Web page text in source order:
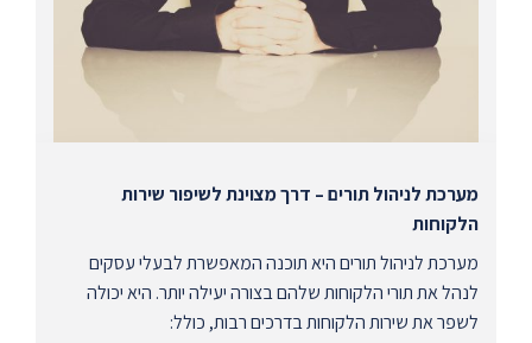
מערכת לניהול תורים – דרך מצוינת לשיפור שירות
הלקוחות
מערכת לניהול תורים היא תוכנה המאפשרת לבעלי עסקים
לנהל את תורי הלקוחות שלהם בצורה יעילה יותר. היא יכולה
לשפר את שירות הלקוחות בדרכים רבות, כולל: